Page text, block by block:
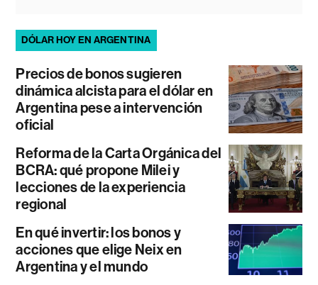
DÓLAR HOY EN ARGENTINA
Precios de bonos sugieren
dinámica alcista para el dólar en
Argentina pese a intervención
oficial
Reforma de la Carta Orgánica del
BCRA: qué propone Milei y
lecciones de la experiencia
regional
En qué invertir: los bonos y
acciones que elige Neix en
Argentina y el mundo